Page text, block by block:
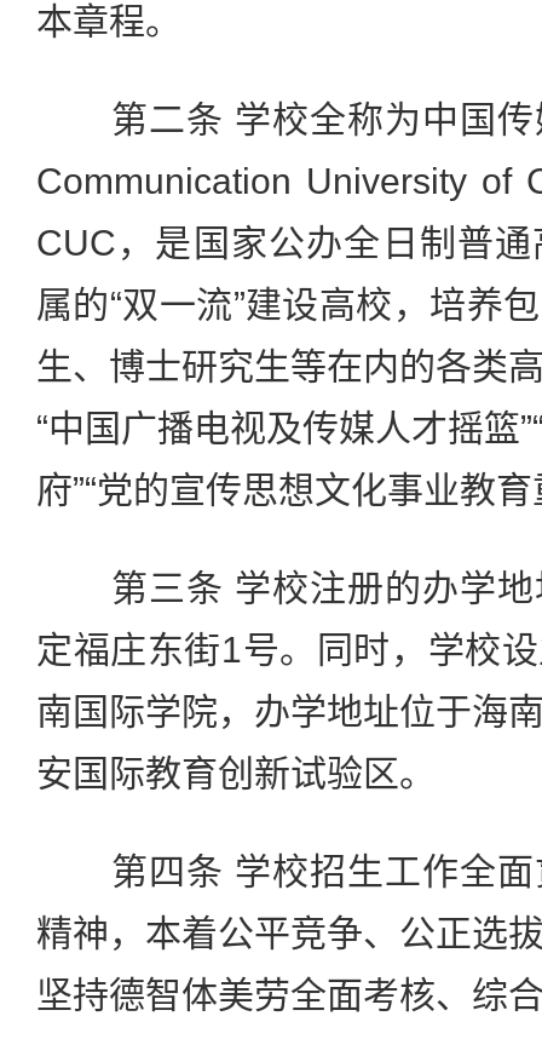
本章程。
第二条 学校全称为中国传
Communication University
CUC，是国家公办全日制普
属的“双一流”建设高校，培养
生、博士研究生等在内的各类
“中国广播电视及传媒人才摇篮
府”“党的宣传思想文化事业教育
第三条 学校注册的办学地
定福庄东街1号。同时，学校
南国际学院，办学地址位于海
安国际教育创新试验区。
第四条 学校招生工作全面
精神，本着公平竞争、公正选
坚持德智体美劳全面考核、综